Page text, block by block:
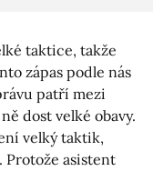
taktice, takže
zápas podle nás
patří mezi
dost velké obavy.
velký taktik,
Protože asistent